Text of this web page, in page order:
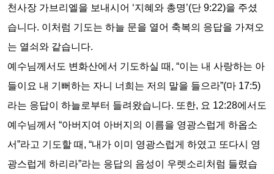
천사장 가브리엘을 보내시어 ‘지혜와 총명’(단 9:22)을 주셨
습니다. 이처럼 기도는 하늘 문을 열어 축복의 응답을 가져오
는 열쇠와 같습니다.
예수님께서도 변화산에서 기도하실 때 , “이는 내 사랑하는 아
들이요 내 기뻐하는 자니 너희는 저의 말을 들으라”(마 17:5)
라는 응답이 하늘로부터 들려왔습니다. 또한, 요 12:28에서도
예수님께서 “아버지여 아버지의 이름을 영광스럽게 하옵소
서”라고 기도할 때 , “내가 이미 영광스럽게 하였고 또다시 영
광스럽게 하리라”라는 응답의 음성이 우렛소리처럼 들렸습